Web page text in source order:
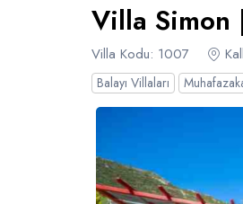
Villa Simon
Villa Kodu: 1007
Balayı Villaları
Dil Seçiniz
Kur Seçiniz
Favorilerim
Müsaitlik